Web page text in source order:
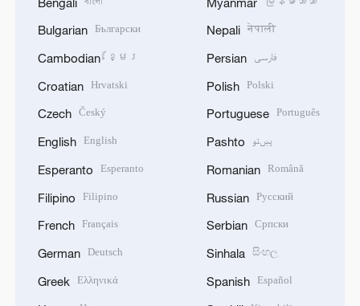
Bulgarian Български
Cambodian ខ្មែរ
Croatian Hrvatski
Czech Český
English English
Esperanto Esperanto
Filipino Filipino
French Français
German Deutsch
Greek Ελληνικά
Nepali नेपाली
Persian فارسی
Polish Polski
Portuguese Português
Pashto پښتو
Romanian Română
Russian Русский
Serbian Српски
Sinhala සිංහල
Spanish Español